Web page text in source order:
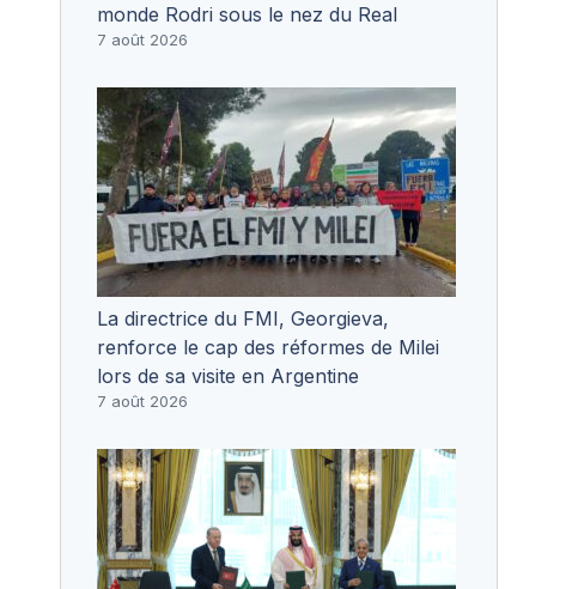
monde Rodri sous le nez du Real
7 août 2026
La directrice du FMI, Georgieva,
renforce le cap des réformes de Milei
lors de sa visite en Argentine
7 août 2026